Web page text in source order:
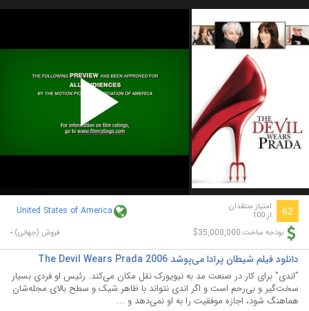
Play
Video
62 امتیاز منتقدان
از 100 United States of America
بودجه ساخت:$35,000,000 فروش (جهانی):-
دانلود فیلم شیطان پرادا می‌پوشد The Devil Wears Prada 2006
"اندی" برای کار در صنعت مد به نیویورک نقل مکان می‌کند. رئیس او فردی بسیار
سخت‌گیر و بی‌رحم است و اگر اندی نتواند با ظاهر شیک و سطح بالای مجله‌شان
هماهنگ شود، اجازه موفقیت را به او نمی‌دهد و ...